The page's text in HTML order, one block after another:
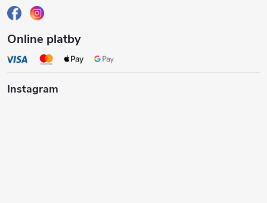
Online platby
Instagram